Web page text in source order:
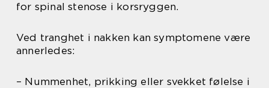
for spinal stenose i korsryggen.
Ved tranghet i nakken kan symptomene være
annerledes:
– Nummenhet, prikking eller svekket følelse i